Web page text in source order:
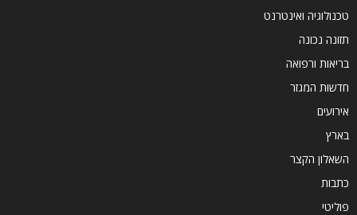
טכנולוגיה ואינטרנט
תזונה נכונה
בריאות ורפואה
חדשות המגזר
אירועים
בארץ
השאלון הקצר
כתבות
פוליטי